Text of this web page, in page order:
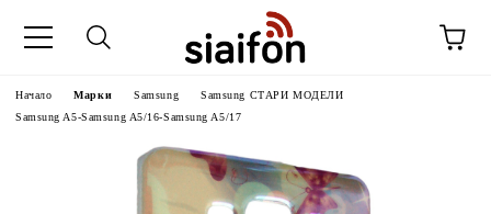
Начало Марки Samsung
Samsung СТАРИ МОДЕЛИ
Samsung A5-Samsung A5/16-Samsung A5/17